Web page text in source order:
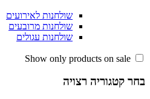
שולחנות לאירועים
שולחנות מרובעים
שולחנות עגולים
רצויה